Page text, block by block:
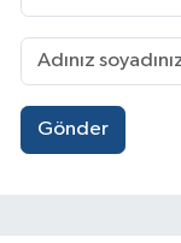
Gönder